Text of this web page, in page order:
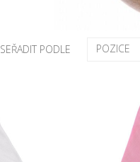
SEŘADIT PODLE POZICE